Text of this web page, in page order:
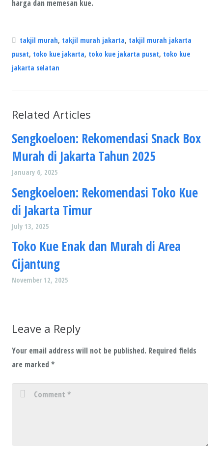
harga dan memesan kue.
takjil murah, takjil murah jakarta, takjil murah jakarta
pusat, toko kue jakarta, toko kue jakarta pusat, toko kue
jakarta selatan
Related Articles
Sengkoeloen: Rekomendasi Snack Box
Murah di Jakarta Tahun 2025
January 6, 2025
Sengkoeloen: Rekomendasi Toko Kue
di Jakarta Timur
July 13, 2025
Toko Kue Enak dan Murah di Area
Cijantung
November 12, 2025
Leave a Reply
Your email address will not be published. Required fields
are marked *